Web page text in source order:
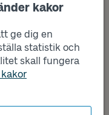
kakor
ge dig en
statistik och
skall fungera